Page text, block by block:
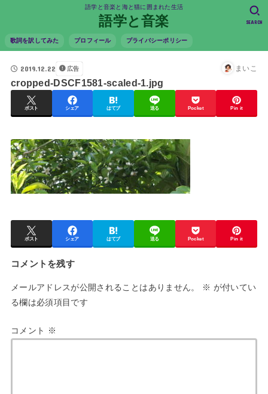
語学と音楽と海と猫に囲まれた生活
語学と音楽
歌詞を訳してみた プロフィール プライバシーポリシー
SEARCH
2019.12.22 広告 まいこ
cropped-DSCF1581-scaled-1.jpg
ポスト シェア はてブ 送る Pocket Pin it
ポスト シェア はてブ 送る Pocket Pin it
コメントを残す
メールアドレスが公開されることはありません。 ※ が付いてい
る欄は必須項目です
コメント ※